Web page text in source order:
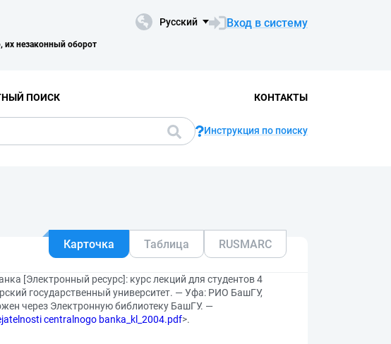
их незаконный оборот
Русский Вход в систему
ПОИСК КОНТАКТЫ
Инструкция по поиску
Карточка Таблица RUSMARC
[Электронный ресурс]: курс лекций для студентов 4
государственный университет. — Уфа: РИО БашГУ,
через Электронную библиотеку БашГУ. —
centralnogo banka_kl_2004.pdf>.